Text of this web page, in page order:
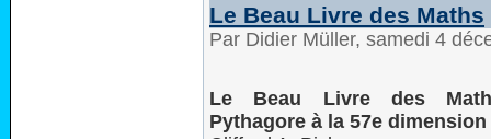
Le Beau Livre des Maths
Par Didier Müller, samedi 4
Le Beau Livre des
Pythagore à la 57e dimension